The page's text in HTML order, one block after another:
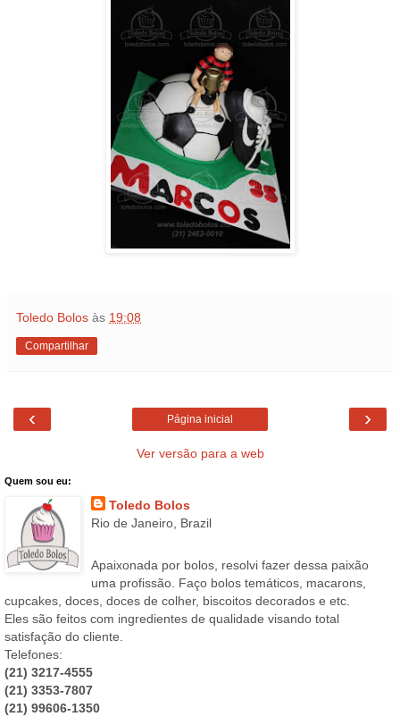
Toledo Bolos às 19:08
Compartilhar
‹ ›
Página inicial
Ver versão para a web
Quem sou eu:
Toledo Bolos
Rio de Janeiro, Brazil
Apaixonada por bolos, resolvi fazer dessa paixão
uma profissão. Faço bolos temáticos, macarons,
cupcakes, doces, doces de colher, biscoitos decorados e etc.
Eles são feitos com ingredientes de qualidade visando total
satisfação do cliente.
Telefones:
(21) 3217-4555
(21) 3353-7807
(21) 99606-1350